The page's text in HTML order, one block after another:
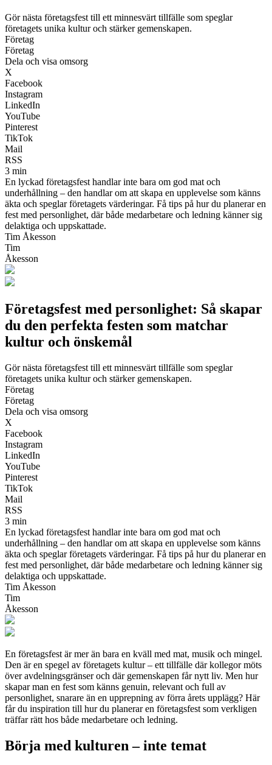
Gör nästa företagsfest till ett minnesvärt tillfälle som speglar
företagets unika kultur och stärker gemenskapen.
Företag
Företag
Dela och visa omsorg
X
Facebook
Instagram
LinkedIn
YouTube
Pinterest
TikTok
Mail
RSS
3 min
En lyckad företagsfest handlar inte bara om god mat och
underhållning – den handlar om att skapa en upplevelse som känns
äkta och speglar företagets värderingar. Få tips på hur du planerar en
fest med personlighet, där både medarbetare och ledning känner sig
delaktiga och uppskattade.
Tim Åkesson
Tim
Åkesson
Företagsfest med personlighet: Så skapar
du den perfekta festen som matchar
kultur och önskemål
Gör nästa företagsfest till ett minnesvärt tillfälle som speglar
företagets unika kultur och stärker gemenskapen.
Företag
Företag
Dela och visa omsorg
X
Facebook
Instagram
LinkedIn
YouTube
Pinterest
TikTok
Mail
RSS
3 min
En lyckad företagsfest handlar inte bara om god mat och
underhållning – den handlar om att skapa en upplevelse som känns
äkta och speglar företagets värderingar. Få tips på hur du planerar en
fest med personlighet, där både medarbetare och ledning känner sig
delaktiga och uppskattade.
Tim Åkesson
Tim
Åkesson
En företagsfest är mer än bara en kväll med mat, musik och mingel.
Den är en spegel av företagets kultur – ett tillfälle där kollegor möts
över avdelningsgränser och där gemenskapen får nytt liv. Men hur
skapar man en fest som känns genuin, relevant och full av
personlighet, snarare än en upprepning av förra årets upplägg? Här
får du inspiration till hur du planerar en företagsfest som verkligen
träffar rätt hos både medarbetare och ledning.
Börja med kulturen – inte temat